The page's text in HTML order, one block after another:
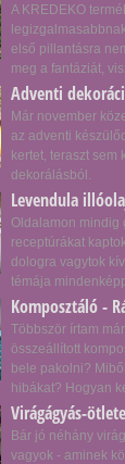
A KREDEKO
első pillantásra
meg a fantáziát,
Adventi
Már november
az adventi
kertet, teraszt sem
dekorálásból.
Levendula
Oldalamon mindig
receptúrákat
dologra vagytok
témája
Komposztáló -
Többször írtam
összeállított
bele pakolni?
hibákat? Hogyan
Virágágyás-
Bár jó néhány
vagyok - aminek